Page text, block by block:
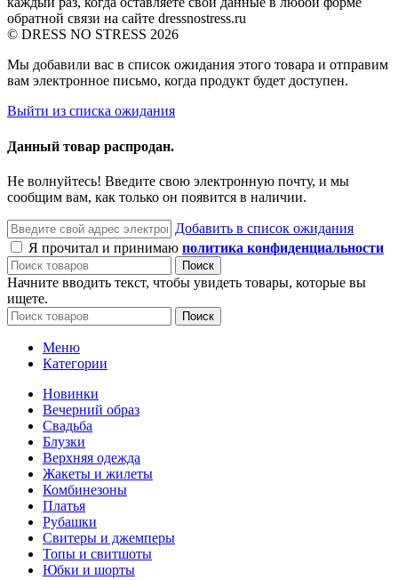
обратной связи на сайте dressnostress.ru
© DRESS NO STRESS 2026
Мы добавили вас в список ожидания этого товара и отправим
вам электронное письмо, когда продукт будет доступен.
Выйти из списка ожидания
Данный товар распродан.
Не волнуйтесь! Введите свою электронную почту, и мы
сообщим вам, как только он появится в наличии.
Добавить в список ожидания
Я прочитал и принимаю политика конфиденциальности
Поиск
Начните вводить текст, чтобы увидеть товары, которые вы
ищете.
Поиск
Меню
Категории
Новинки
Вечерний образ
Свадьба
Блузки
Верхняя одежда
Жакеты и жилеты
Комбинезоны
Платья
Рубашки
Свитеры и джемперы
Топы и свитшоты
Юбки и шорты